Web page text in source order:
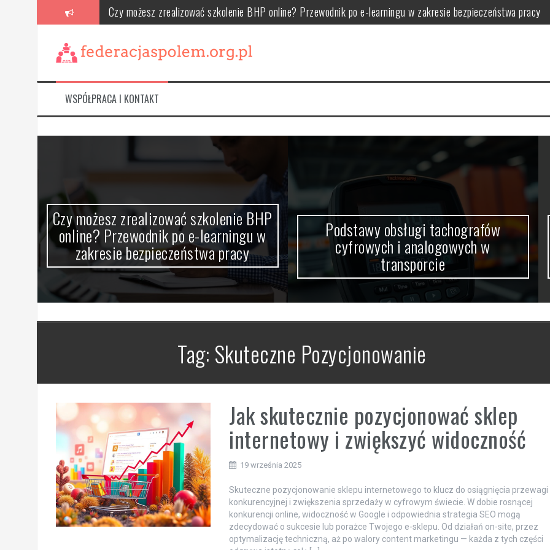
Czy możesz zrealizować szkolenie BHP online? Przewodnik po e-learningu w zakresie bezpieczeństwa pracy
Jak projektować logo zgodnie z wartościami marki i zasadami minimalizmu
Czym jest audyt energetyczny i jak przeprowadzić skuteczną analizę zużycia energii
Jak wybrać regały magazynowe? Kluczowe kryteria i rodzaje
WSPÓŁPRACA I KONTAKT
Czy możesz zrealizować szkolenie BHP
online? Przewodnik po e-learningu w
zakresie bezpieczeństwa pracy
Podstawy obsługi tachografów
cyfrowych i analogowych w
transporcie
Tag: Skuteczne Pozycjonowanie
Jak skutecznie pozycjonować sklep
internetowy i zwiększyć widoczność
19 września 2025
Skuteczne pozycjonowanie sklepu internetowego to klucz do osiągnięcia przewagi
konkurencyjnej i zwiększenia sprzedaży w cyfrowym świecie. W dobie rosnącej
konkurencji online, widoczność w Google i odpowiednia strategia SEO mogą
zdecydować o sukcesie lub porażce Twojego e-sklepu. Od działań on-site, przez
optymalizację techniczną, aż po walory content marketingu — każda z tych części